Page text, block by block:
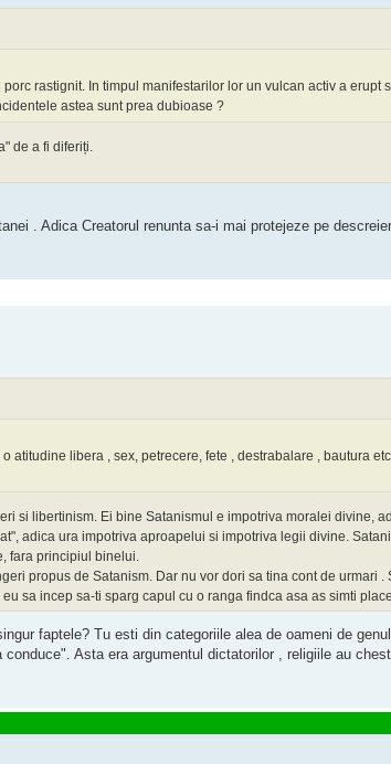
rastignit. In timpul manifestarilor lor un vulcan activ a erupt
astea sunt prea dubioase ?
de a fi diferiți.
. Adica Creatorul renunta sa-i mai protejeze pe
libera , sex, petrecere, fete , destrabalare , bautura
si libertinism. Ei bine Satanismul e impotriva moralei divine,
adica ura impotriva aproapelui si impotriva legii divine.
fara principiul binelui.
propus de Satanism. Dar nu vor dori sa tina cont de urmari .
sa incep sa-ti sparg capul cu o ranga findca asa as simti
e oarecum o religie Satanista, adica il rejecteaza pe
. Daca erai femeie cu siguranta traiai stare de neliniste intr-o
e violenta, minciuna, egoismul, lacomia . . . Satanismul
faptele? Tu esti din categoriile alea de oameni de
Asta era argumentul dictatorilor , religiile au